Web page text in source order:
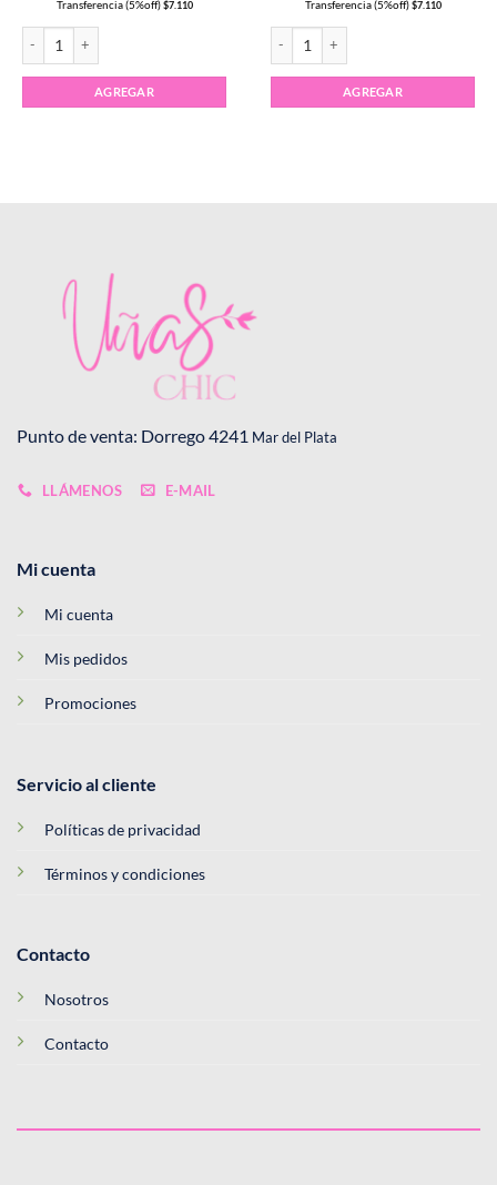
Transferencia (5%off) $7.110
AGREGAR
Transferencia (5%off) $7.110
AGREGAR
Punto de venta: Dorrego 4241 Mar del Plata
LLÁMENOS E-MAIL
Mi cuenta
Mi cuenta
Mis pedidos
Promociones
Servicio al cliente
Políticas de privacidad
Términos y condiciones
Contacto
Nosotros
Contacto